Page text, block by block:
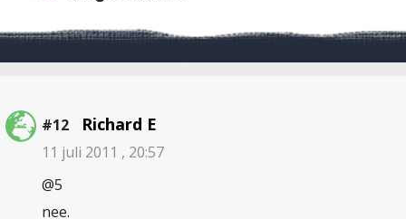
#12 Richard E
11 juli 2011 , 20:57
@5
nee.